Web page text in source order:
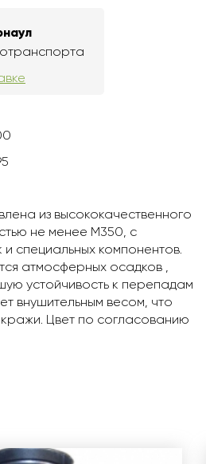
из высококачественного
не менее М350, с
специальных компонентов.
атмосферных осадков ,
устойчивость к перепадам
внушительным весом, что
Цвет по согласованию